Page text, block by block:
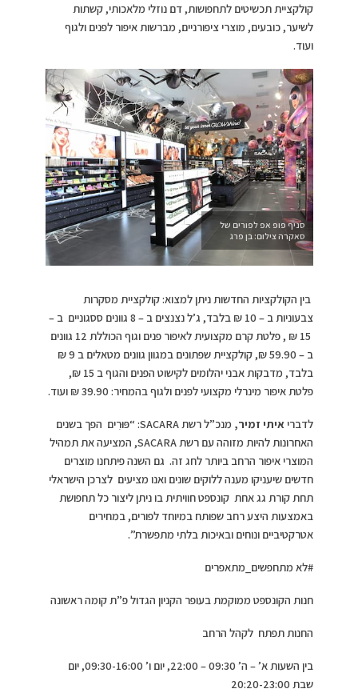
קולקציית תכשיטים לתחפושות, דם נוזלי מלאכותי, קשתות
לשיער, כובעים, מוצרי ציפורניים, מברשות איפור לפנים ולגוף
ועוד.
סניף פופ אפ לפורים של
סאקרה צילום: בן פרג
בין הקולקציות החדשות ניתן למצוא: קולקציית מסקרות
צבעוניות ב – 10 ₪ בלבד, ג’ל נצנצים ב – 8 גוונים ססגוניים ב –
15 ₪ , פלטת קרם מקצועית לאיפור פנים וגוף הכוללת 12 גוונים
ב – 59.90 ₪, קולקציית שפתונים במגוון גוונים מטאלים ב 9 ₪
בלבד, מדבקות אבני יהלומים לקישוט הפנים והגוף ב 15 ₪,
פלטת איפור מינרלי מקצועי לפנים ולגוף בהמחיר: 39.90 ₪ ועוד.
לדבריאיתי זמיר,
מנכ”ל רשת SACARA: “פּוּרִים הפך בשנים
האחרונות להיות מזוהה עם רשת SACARA, המציעה את תמהיל
המוצרי איפור הרחב ביותר לחג זה. גם השנה פיתחנו מוצרים
חדשים שיעניקו מענה ללוקים שונים ואנו מציעים לצרכן הישראלי
תחת קורת גג אחת קונספט חוויתית בו ניתן ליצור כל תחפושת
באמצעות היצע רחב שפותח במיוחד לפורים, במחירים
אטרקטיביים ונוחים ובאיכות בלתי מתפשרת”.
#לא מתחפשים_מתאפרים
חנות הקונספט ממוקמת בעופר הקניון הגדול פ”ת קומה ראשונה
החנות תפתח לקהל הרחב
בין השעות א’ – ה’ 09:30 – 22:00, יום ו’ 09:30-16:00, יום
שבת 20:20-23:00